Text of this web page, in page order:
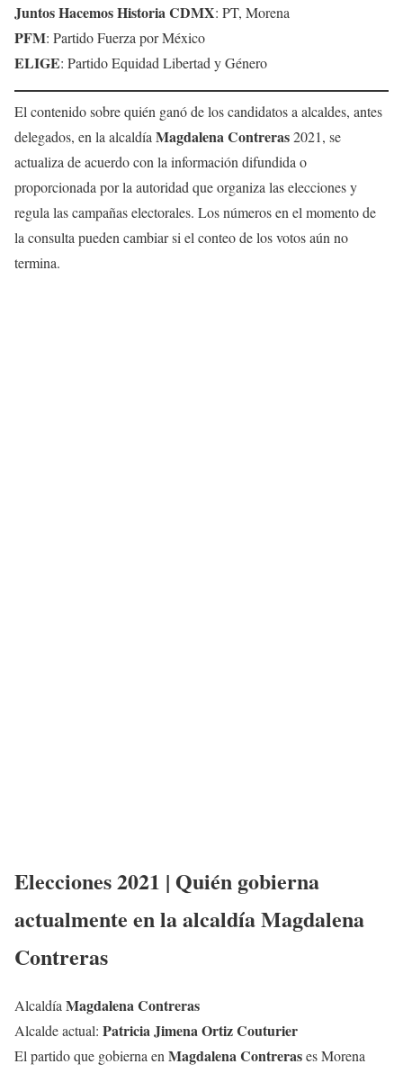
Juntos Hacemos Historia CDMX: PT, Morena
PFM: Partido Fuerza por México
ELIGE: Partido Equidad Libertad y Género
El contenido sobre quién ganó de los candidatos a alcaldes, antes
delegados, en la alcaldía Magdalena Contreras2021, se
actualiza de acuerdo con la información difundida o
proporcionada por la autoridad que organiza las elecciones y
regula las campañas electorales. Los números en el momento de
la consulta pueden cambiar si el conteo de los votos aún no
termina.
Elecciones 2021 | Quién gobierna
actualmente en la alcaldíaMagdalena
Contreras
AlcaldíaMagdalena Contreras
Alcalde actual: Patricia Jimena Ortiz Couturier
El partido que gobierna enMagdalena Contrerases Morena